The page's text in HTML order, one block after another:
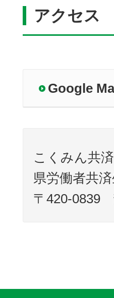
アクセス
Google
こくみん共
県労働者共済
〒420-0839